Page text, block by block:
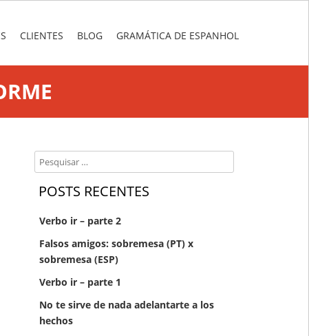
CLIENTES BLOG GRAMÁTICA DE ESPANHOL
Search
POSTS RECENTES
Verbo ir – parte 2
Falsos amigos: sobremesa (PT) x
sobremesa (ESP)
Verbo ir – parte 1
No te sirve de nada adelantarte a los
hechos